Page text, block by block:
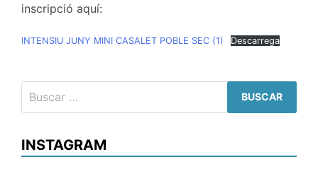
inscripció aquí:
INTENSIU JUNY MINI CASALET POBLE SEC (1) Descarrega
INSTAGRAM